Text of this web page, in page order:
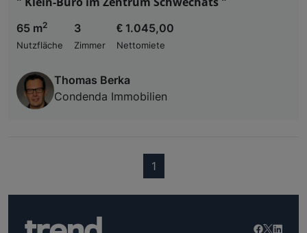
65 m2
Nutzfläche
3
Zimmer
€ 1.045,00
Nettomiete
Thomas Berka
Condenda Immobilien
1(current)